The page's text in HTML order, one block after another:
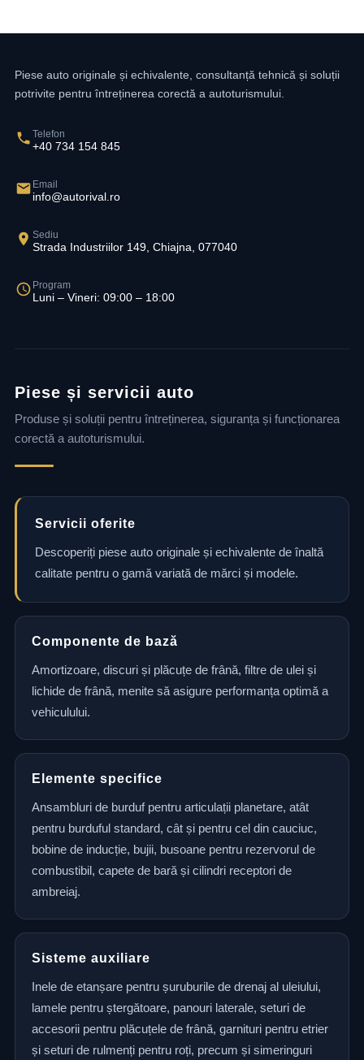
Piese auto originale și echivalente, consultanță tehnică și soluții
potrivite pentru întreținerea corectă a autoturismului.
Telefon
+40 734 154 845
Email
info@autorival.ro
Sediu
Strada Industriilor 149, Chiajna, 077040
Program
Luni – Vineri: 09:00 – 18:00
Piese și servicii auto
Produse și soluții pentru întreținerea, siguranța și funcționarea
corectă a autoturismului.
Servicii oferite
Descoperiți piese auto originale și echivalente de înaltă
calitate pentru o gamă variată de mărci și modele.
Componente de bază
Amortizoare, discuri și plăcuțe de frână, filtre de ulei și
lichide de frână, menite să asigure performanța optimă a
vehiculului.
Elemente specifice
Ansambluri de burduf pentru articulații planetare, atât
pentru burduful standard, cât și pentru cel din cauciuc,
bobine de inducție, bujii, busoane pentru rezervorul de
combustibil, capete de bară și cilindri receptori de
ambreiaj.
Sisteme auxiliare
Inele de etanșare pentru șuruburile de drenaj al uleiului,
lamele pentru ștergătoare, panouri laterale, seturi de
accesorii pentru plăcuțele de frână, garnituri pentru etrier
și seturi de rulmenți pentru roți, precum și simeringuri